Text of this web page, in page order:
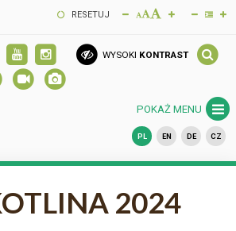
RESETUJ
WYSOKI KONTRAST
POKAŻ MENU
PL EN DE CZ
2024